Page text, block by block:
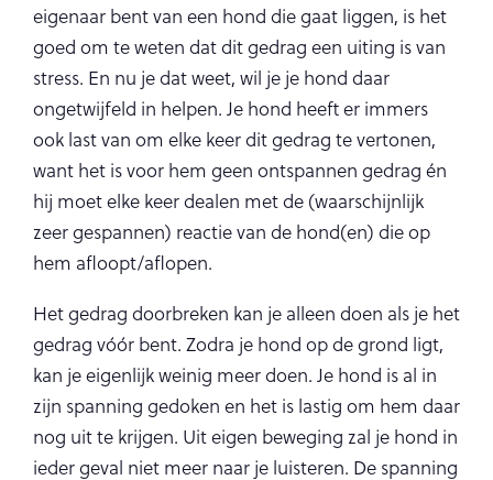
eigenaar bent van een hond die gaat liggen, is het
goed om te weten dat dit gedrag een uiting is van
stress. En nu je dat weet, wil je je hond daar
ongetwijfeld in helpen. Je hond heeft er immers
ook last van om elke keer dit gedrag te vertonen,
want het is voor hem geen ontspannen gedrag én
hij moet elke keer dealen met de (waarschijnlijk
zeer gespannen) reactie van de hond(en) die op
hem afloopt/aflopen.
Het gedrag doorbreken kan je alleen doen als je het
gedrag vóór bent. Zodra je hond op de grond ligt,
kan je eigenlijk weinig meer doen. Je hond is al in
zijn spanning gedoken en het is lastig om hem daar
nog uit te krijgen. Uit eigen beweging zal je hond in
ieder geval niet meer naar je luisteren. De spanning